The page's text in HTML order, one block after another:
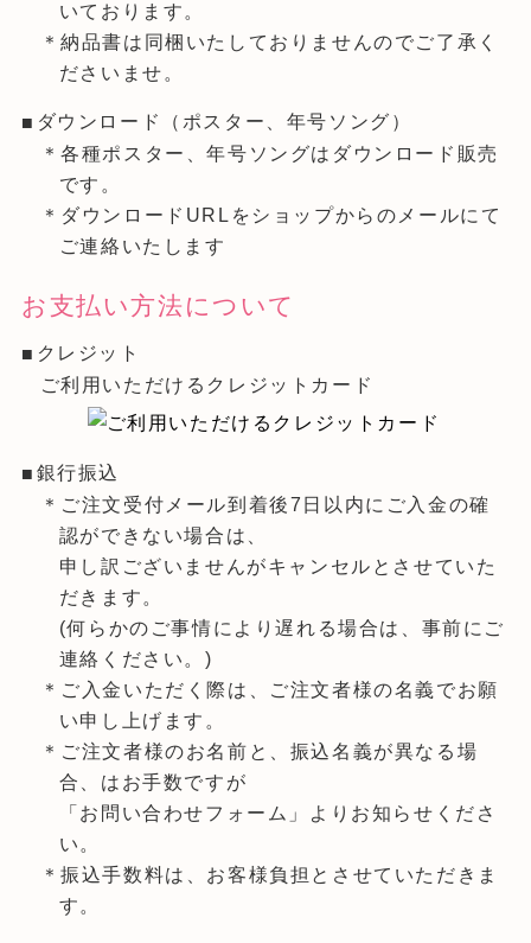
いております。
＊納品書は同梱いたしておりませんのでご了承く
ださいませ。
ダウンロード（ポスター、年号ソング）
＊各種ポスター、年号ソングはダウンロード販売
です。
＊ダウンロードURLをショップからのメールにて
ご連絡いたします
お支払い方法について
クレジット
ご利用いただけるクレジットカード
銀行振込
＊ご注文受付メール到着後7日以内にご入金の確
認ができない場合は、
申し訳ございませんがキャンセルとさせていた
だきます。
(何らかのご事情により遅れる場合は、事前にご
連絡ください。)
＊ご入金いただく際は、ご注文者様の名義でお願
い申し上げます。
＊ご注文者様のお名前と、振込名義が異なる場
合、はお手数ですが
「お問い合わせフォーム」よりお知らせくださ
い。
＊振込手数料は、お客様負担とさせていただきま
す。